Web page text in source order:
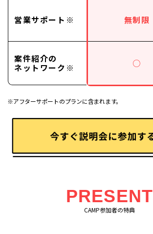
営業サポート※
案件紹介の
ネットワーク※
無制限
○
※アフターサポートのプランに含まれます。
PRESENT
CAMP参加者の特典